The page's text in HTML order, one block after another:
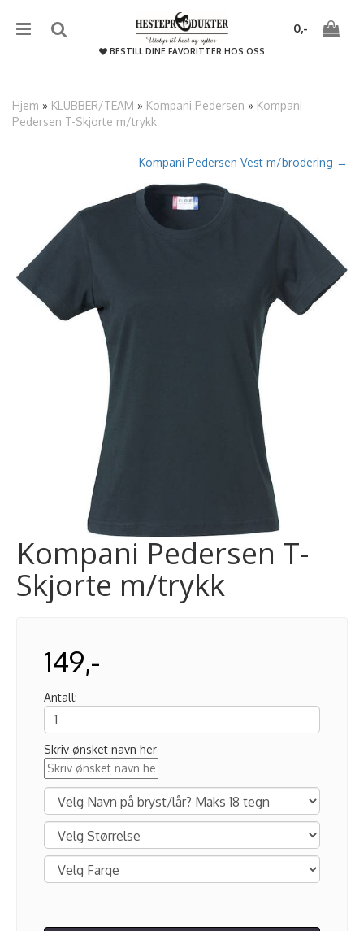
{/literal}����������
0,-
BESTILL DINE FAVORITTER HOS OSS
Hjem » KLUBBER/TEAM » Kompani Pedersen » Kompani
Pedersen T-Skjorte m/trykk
Kompani Pedersen Vest m/brodering →
Kompani Pedersen T-
Skjorte m/trykk
149,-
Antall:
Skriv ønsket navn her